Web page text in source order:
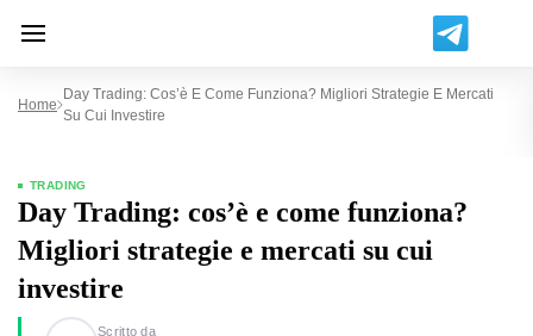
Home
Day Trading: Cos’è E Come Funziona? Migliori Strategie E Mercati
Su Cui Investire
TRADING
Day Trading: cos’è e come funziona?
Migliori strategie e mercati su cui
investire
Scritto da